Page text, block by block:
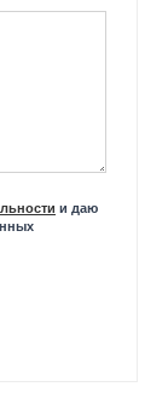
и даю